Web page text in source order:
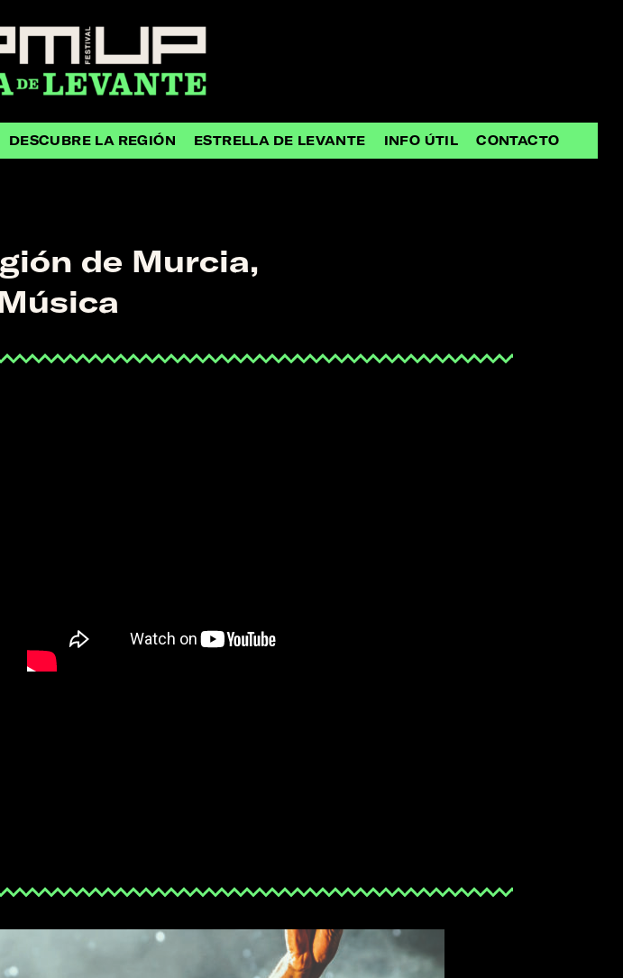
DESCUBRE LA REGIÓN ESTRELLA DE LEVANTE INFO ÚTIL CONTACTO
de Murcia,